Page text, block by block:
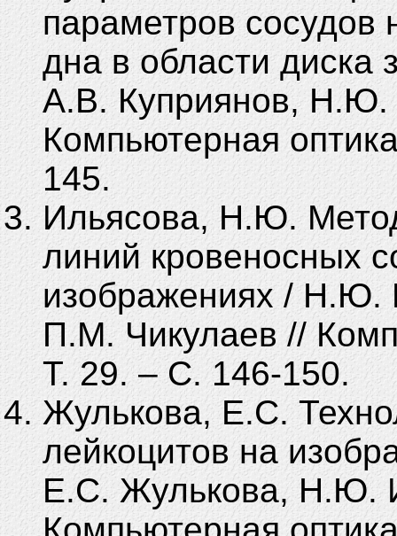
параметров сосудов
дна в области диска
А.В. Куприянов, Н.Ю.
Компьютерная
145.
Ильясова, Н.Ю.
линий кровеносных
изображениях / Н.Ю.
П.М. Чикулаев //
Т. 29. – С. 146-150.
Жулькова, Е.С.
лейкоцитов на
Е.С. Жулькова, Н.Ю.